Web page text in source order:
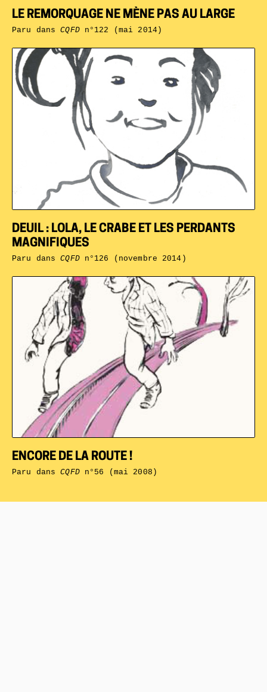
ENCORE DE LA ROUTE !
Paru dansCQFDn°56 (mai 2008)
DEUIL : LOLA, LE CRABE ET LES PERDANTS
MAGNIFIQUES
Paru dansCQFDn°126 (novembre 2014)
LE REMORQUAGE NE MÈNE PAS AU LARGE
Paru dansCQFDn°122 (mai 2014)